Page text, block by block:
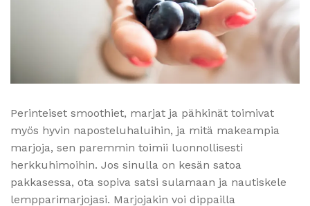
Perinteiset smoothiet, marjat ja pähkinät toimivat
myös hyvin naposteluhaluihin, ja mitä makeampia
marjoja, sen paremmin toimii luonnollisesti
herkkuhimoihin. Jos sinulla on kesän satoa
pakkasessa, ota sopiva satsi sulamaan ja nautiskele
lempparimarjojasi. Marjojakin voi dippailla